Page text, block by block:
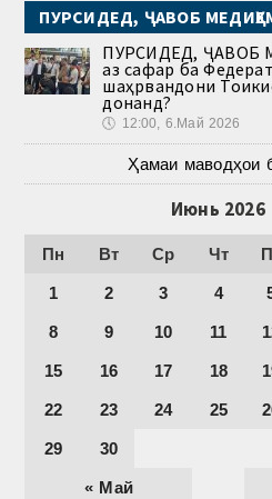
ПУРСИДЕД, ҶАВОБ
ПУРСИДЕД, ҶАВОБ
аз сафар ба
шаҳрвандони
донанд?
🕔 12:00, 6.Май 2026
Ҳамаи маводҳои
Июнь 2026
Пн Вт Ср Чт
« Май
1 2 3 4
8 9 10 11
15 16 17 18
22 23 24 25
29 30